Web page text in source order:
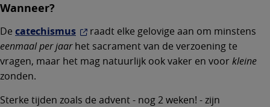
Wanneer?
De catechismus
raadt elke gelovige aan om minstens
eenmaal per jaarhet sacrament van de verzoening te
vragen, maar het mag natuurlijk ook vaker en voorkleine
zonden.
Sterke tijden zoals de advent - nog 2 weken! - zijn